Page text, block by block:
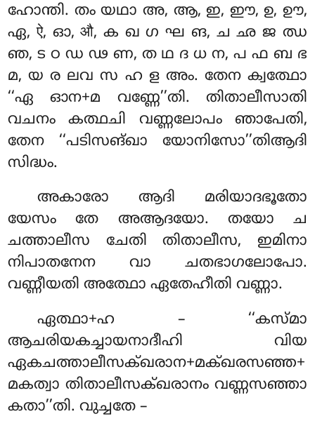
ഹോന്തി. തം യഥാ അ, ആ, ഇ, ഈ, ഉ, ഊ,
ഏ, ऐ, ഓ, औ, ക ഖ ഗ ഘ ങ, ച ഛ ജ ഝ
ഞ, ട ഠ ഡ ഢ ണ, ത ഥ ദ ധ ന, പ ഫ ബ ഭ
മ, യ ര ലവ സ ഹ ള അം. തേന ക്വത്ഥോ
‘‘ഏ ഓന+മ വണ്ണേ’’തി. തിതാലീസാതി
വചനം കത്ഥചി വണ്ണലോപം ഞാപേതി,
തേന ‘‘പടിസങ്ഖാ യോനിസോ’’തിആദി
സിദ്ധം.
അകാരോ ആദി മരിയാദഭൂതോ
യേസം തേ അആദയോ. തയോ ച
ചത്താലീസ ചേതി തിതാലീസ, ഇമിനാ
നിപാതനേന വാ ചതഭാഗലോപോ.
വണ്ണീയതി അത്ഥോ ഏതേഹീതി വണ്ണാ.
ഏത്ഥാ+ഹ – ‘‘കസ്മാ
ആചരിയകച്ചായനാദീഹി വിയ
ഏകചത്താലീസക്ഖരാന+മക്ഖരസഞ്ഞ+
മകത്വാ തിതാലീസക്ഖരാനം വണ്ണസഞ്ഞാ
കതാ’’തി. വുച്ചതേ –